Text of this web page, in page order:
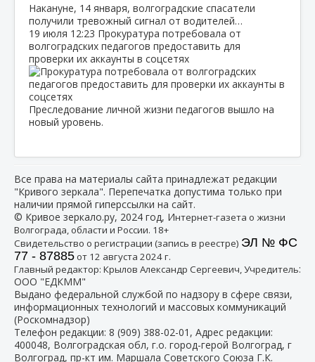
Накануне, 14 января, волгоградские спасатели
получили тревожный сигнал от водителей…
19 июля 12:23 Прокуратура потребовала от
волгоградских педагогов предоставить для
проверки их аккаунты в соцсетях
Преследование личной жизни педагогов вышло на
новый уровень.
Все права на материалы сайта принадлежат редакции
"Кривого зеркала". Перепечатка допустима только при
наличии прямой гиперссылки на сайт.
© Кривое зеркало.ру, 2024 год, Интернет-газета о жизни
Волгограда, области и России. 18+
Свидетельство о регистрации (запись в реестре) ЭЛ № ФС
77 - 87885от 12 августа 2024 г.
Главный редактор: Крылов Александр Сергеевич, Учредитель:
ООО "ЕДКММ"
Выдано федеральной службой по надзору в сфере связи,
информационных технологий и массовых коммуникаций
(Роскомнадзор)
Телефон редакции: 8 (909) 388-02-01 , Адрес редакции:
400048, Волгоградская обл, г.о. город-герой Волгоград, г
Волгоград, пр-кт им. Маршала Советского Союза Г.К.